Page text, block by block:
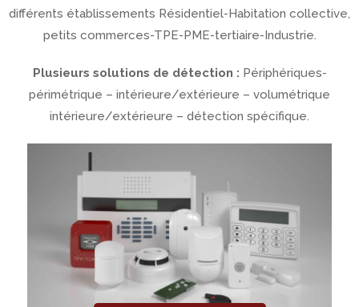
différents établissements Résidentiel-Habitation collective,
petits commerces-TPE-PME-tertiaire-Industrie.
Plusieurs solutions de détection : Périphériques-
périmétrique – intérieure/extérieure – volumétrique
intérieure/extérieure – détection spécifique.